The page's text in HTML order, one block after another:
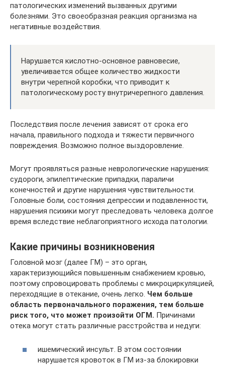
патологических изменений вызванных другими
болезнями. Это своеобразная реакция организма на
негативные воздействия.
Нарушается кислотно-основное равновесие,
увеличивается общее количество жидкости
внутри черепной коробки, что приводит к
патологическому росту внутричерепного давления.
Последствия после лечения зависят от срока его
начала, правильного подхода и тяжести первичного
повреждения. Возможно полное выздоровление.
Могут проявляться разные неврологические нарушения:
судороги, эпилептические припадки, параличи
конечностей и другие нарушения чувствительности.
Головные боли, состояния депрессии и подавленности,
нарушения психики могут преследовать человека долгое
время вследствие неблагоприятного исхода патологии.
Какие причины возникновения
Головной мозг (далее ГМ) – это орган,
характеризующийся повышенным снабжением кровью,
поэтому спровоцировать проблемы с микроциркуляцией,
переходящие в отекание, очень легко. Чем больше
область первоначального поражения, тем больше
риск того, что может произойти ОГМ. Причинами
отека могут стать различные расстройства и недуги:
ишемический инсульт. В этом состоянии
нарушается кровоток в ГМ из-за блокировки